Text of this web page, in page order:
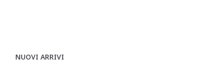
NUOVI ARRIVI